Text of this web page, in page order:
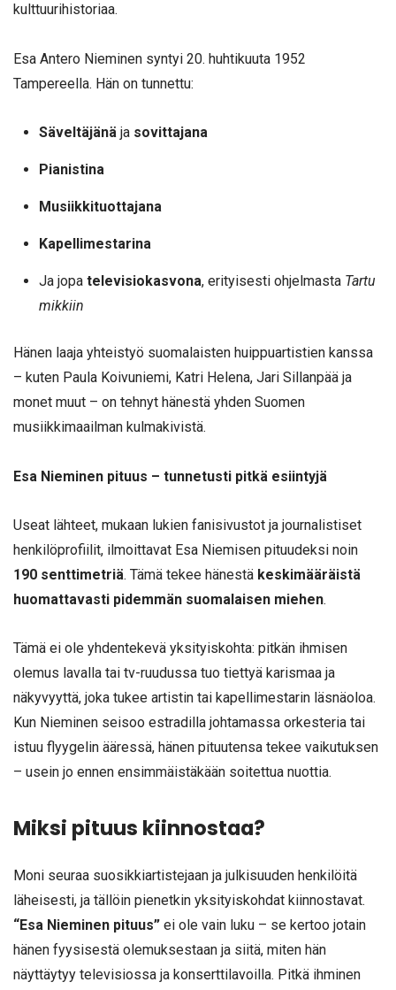
kulttuurihistoriaa.
Esa Antero Nieminen syntyi 20. huhtikuuta 1952
Tampereella. Hän on tunnettu:
Säveltäjänä ja sovittajana
Pianistina
Musiikkituottajana
Kapellimestarina
Ja jopa televisiokasvona, erityisesti ohjelmasta Tartu
mikkiin
Hänen laaja yhteistyö suomalaisten huippuartistien kanssa
– kuten Paula Koivuniemi, Katri Helena, Jari Sillanpää ja
monet muut – on tehnyt hänestä yhden Suomen
musiikkimaailman kulmakivistä.
Esa Nieminen pituus – tunnetusti pitkä esiintyjä
Useat lähteet, mukaan lukien fanisivustot ja journalistiset
henkilöprofiilit, ilmoittavat Esa Niemisen pituudeksi noin
190 senttimetriä. Tämä tekee hänestä keskimääräistä
huomattavasti pidemmän suomalaisen miehen.
Tämä ei ole yhdentekevä yksityiskohta: pitkän ihmisen
olemus lavalla tai tv-ruudussa tuo tiettyä karismaa ja
näkyvyyttä, joka tukee artistin tai kapellimestarin läsnäoloa.
Kun Nieminen seisoo estradilla johtamassa orkesteria tai
istuu flyygelin ääressä, hänen pituutensa tekee vaikutuksen
– usein jo ennen ensimmäistäkään soitettua nuottia.
Miksi pituus kiinnostaa?
Moni seuraa suosikkiartistejaan ja julkisuuden henkilöitä
läheisesti, ja tällöin pienetkin yksityiskohdat kiinnostavat.
“Esa Nieminen pituus” ei ole vain luku – se kertoo jotain
hänen fyysisestä olemuksestaan ja siitä, miten hän
näyttäytyy televisiossa ja konserttilavoilla. Pitkä ihminen